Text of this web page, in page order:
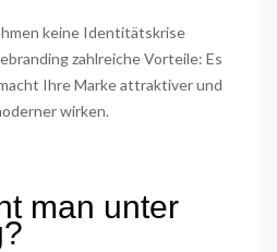
keine Identitätskrise
zahlreiche Vorteile: Es
Ihre Marke attraktiver und
wirken.
man unter